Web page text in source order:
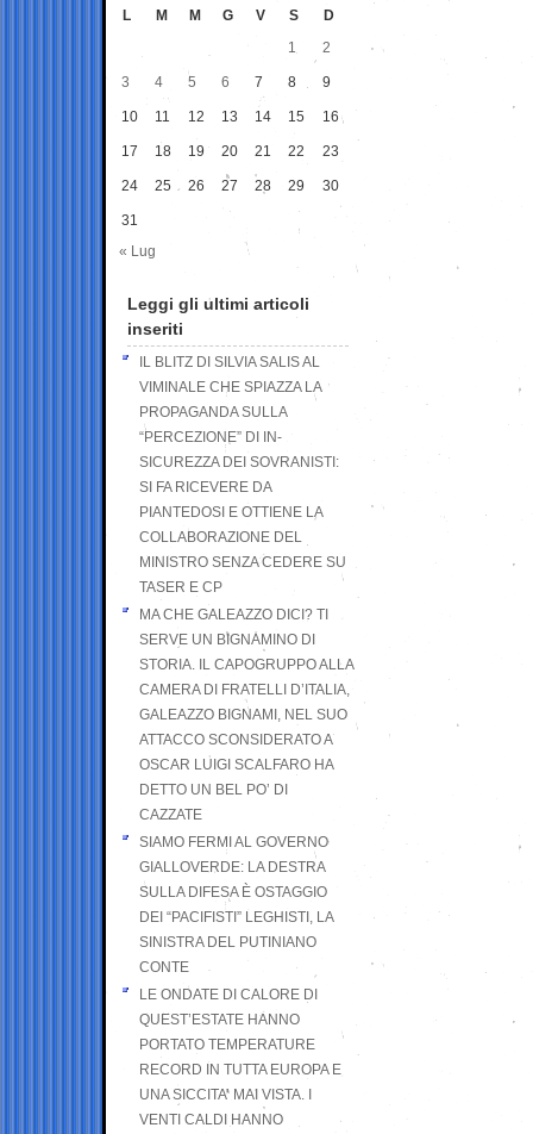
L M M G V S
D
1
2
3 4 5 6 7 8 9
10 11 12 13 14 15 16
17 18 19 20 21 22 23
24 25 26 27 28 29 30
31
« Lug
Leggi gli ultimi articoli
inseriti
IL BLITZ DI SILVIA SALIS AL
VIMINALE CHE SPIAZZA LA
PROPAGANDA SULLA
“PERCEZIONE” DI IN-
SICUREZZA DEI SOVRANISTI:
SI FA RICEVERE DA
PIANTEDOSI E OTTIENE LA
COLLABORAZIONE DEL
MINISTRO SENZA CEDERE SU
TASER E CP
MA CHE GALEAZZO DICI? TI
SERVE UN BIGNAMINO DI
STORIA. IL CAPOGRUPPO ALLA
CAMERA DI FRATELLI D’ITALIA,
GALEAZZO BIGNAMI, NEL SUO
ATTACCO SCONSIDERATO A
OSCAR LUIGI SCALFARO HA
DETTO UN BEL PO’ DI
CAZZATE
SIAMO FERMI AL GOVERNO
GIALLOVERDE: LA DESTRA
SULLA DIFESA È OSTAGGIO
DEI “PACIFISTI” LEGHISTI, LA
SINISTRA DEL PUTINIANO
CONTE
LE ONDATE DI CALORE DI
QUEST’ESTATE HANNO
PORTATO TEMPERATURE
RECORD IN TUTTA EUROPA E
UNA SICCITA’ MAI VISTA. I
VENTI CALDI HANNO